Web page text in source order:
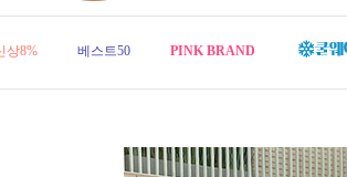
상8% 베스트50 PINK BRAND